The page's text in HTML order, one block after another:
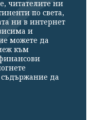
читателите ни
по света,
ни в интернет
и
можете да
към
да